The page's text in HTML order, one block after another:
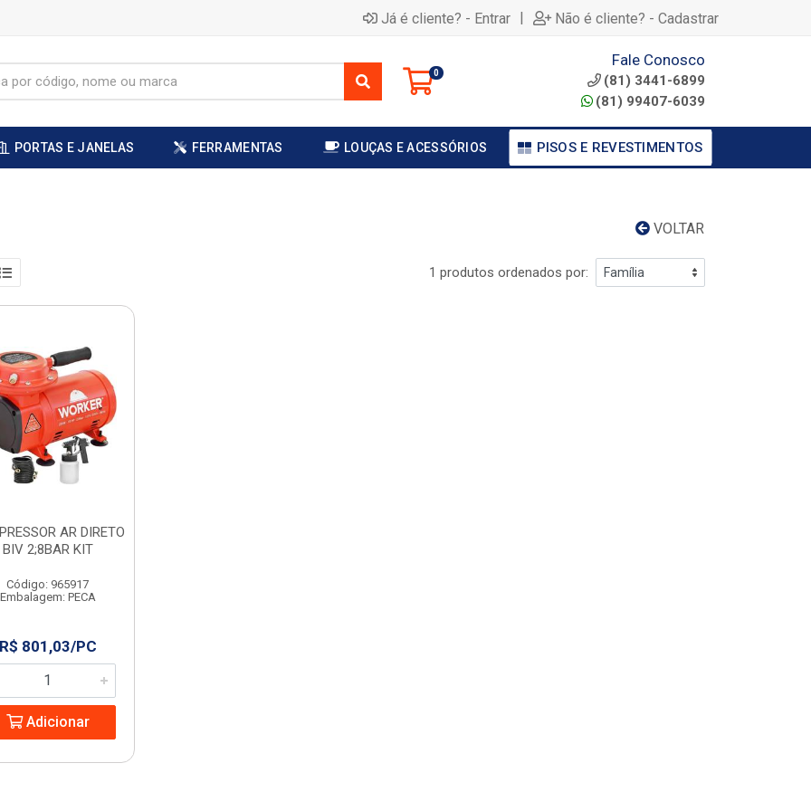
Já é cliente? - Entrar | Não é cliente? - Cadastrar
0
Fale Conosco
(81) 3441-6899
(81) 99407-6039
PORTAS E JANELAS FERRAMENTAS LOUÇAS E ACESSÓRIOS PISOS E REVESTIMENTOS
VOLTAR
1 produtos ordenados por:
AR DIRETO
BIV 2;8BAR KIT
Código: 965917
Embalagem: PECA
801,03/PC
Adicionar